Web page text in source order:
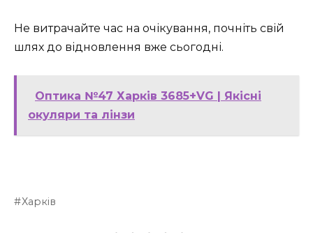
Не витрачайте час на очікування, почніть свій
шлях до відновлення вже сьогодні.
Оптика №47 Харків 3685+VG | Якісні
окуляри та лінзи
Харків